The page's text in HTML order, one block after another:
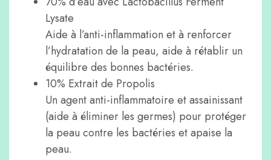
Lysate
Aide à l’anti-inflammation et à renforcer
l’hydratation de la peau, aide à rétablir un
équilibre des bonnes bactéries.
10% Extrait de Propolis
Un agent anti-inflammatoire et assainissant
(aide à éliminer les germes) pour protéger
la peau contre les bactéries et apaise la
peau.